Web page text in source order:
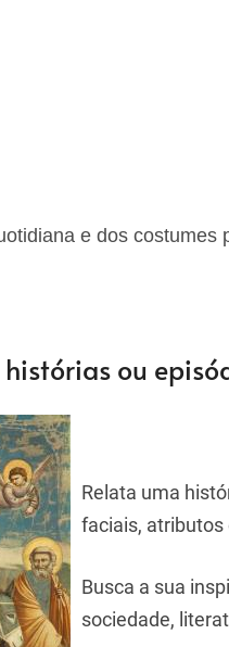
e dos costumes
ou
Relata uma
faciais,
Busca a sua
sociedade,